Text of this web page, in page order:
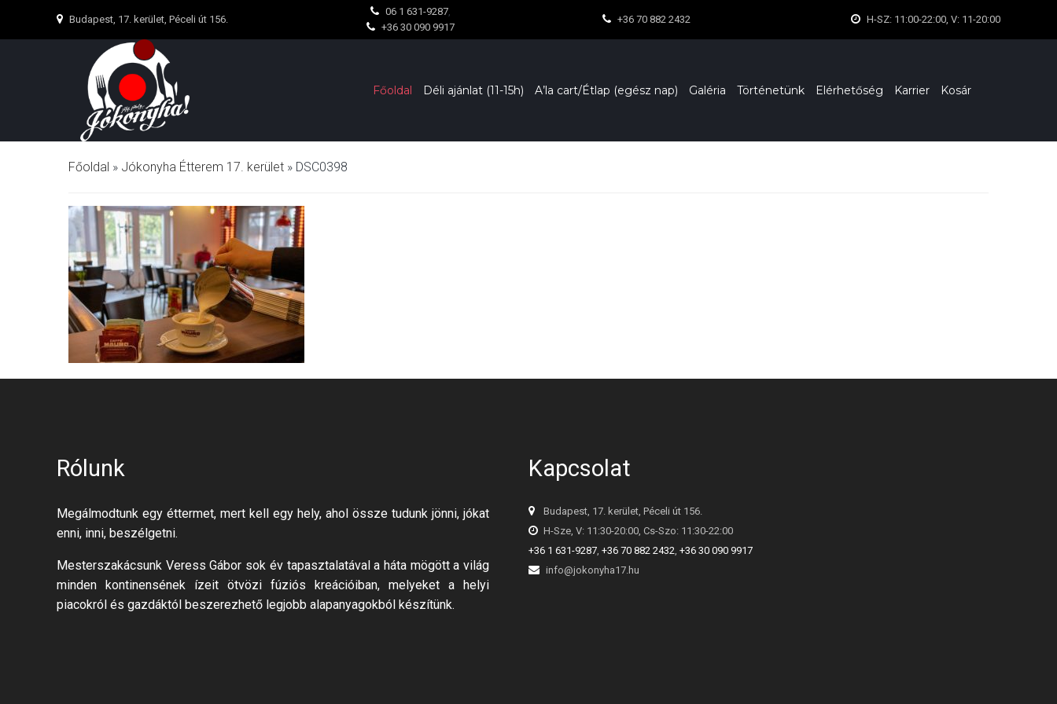
Budapest, 17. kerület, Péceli út 156.
06 1 631-9287,
+36 30 090 9917
+36 70 882 2432 H-SZ: 11:00-22:00, V: 11-20:00
Főoldal Déli ajánlat (11-15h) A’la cart/Étlap (egész nap) Galéria Történetünk Elérhetőség Karrier Kosár
Főoldal » Jókonyha Étterem 17. kerület » DSC0398
Rólunk
Megálmodtunk egy éttermet, mert kell egy hely, ahol össze tudunk jönni, jókat
enni, inni, beszélgetni.
Mesterszakácsunk Veress Gábor sok év tapasztalatával a háta mögött a világ
minden kontinensének ízeit ötvözi fúziós kreációiban, melyeket a helyi
piacokról és gazdáktól beszerezhető legjobb alapanyagokból készítünk.
Kapcsolat
Budapest, 17. kerület, Péceli út 156.
H-Sze, V: 11:30-20:00, Cs-Szo: 11:30-22:00
+36 1 631-9287, +36 70 882 2432, +36 30 090 9917
info@jokonyha17.hu